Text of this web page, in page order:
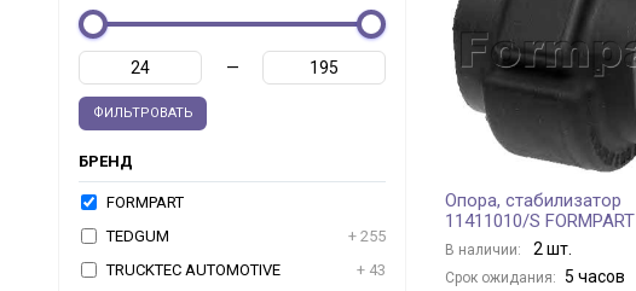
—
ФИЛЬТРОВАТЬ
БРЕНД
FORMPART
TEDGUM
+ 255
TRUCKTEC AUTOMOTIVE
+ 43
Опора, стабилизатор
11411010/S FORMPART
В наличии: 2 шт.
Срок ожидания: 5 часов